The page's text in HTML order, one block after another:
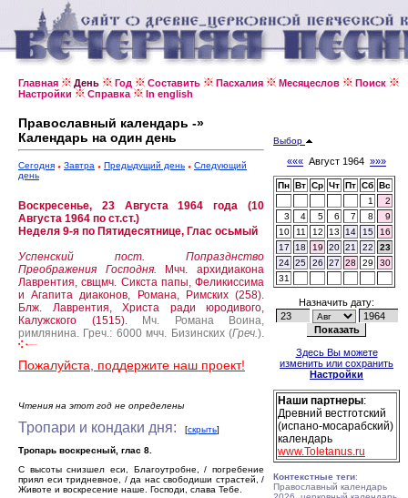
Главная День Год Составить Пасхалия Месяцеслов
Поиск
Настройки
Справка In english
Православный календарь -»
Календарь на один день
Сегодня Завтра Предыдущий день
Следующий
день
Воскресенье, 23 Августа 1964 года (10
Августа 1964 по ст.ст.)
Неделя 9-я по Пятидесятнице, Глас осьмый
Успенский пост.
Попразднство
Преображения Господня.
Мчч. архидиакона
Лаврентия, свщмч. Сикста папы, Феликиссима
и Агапита диаконов, Романа, Римских (258).
Блж. Лаврентия, Христа ради юродивого,
Калужского (1515).
Мч. Романа Воина,
римлянина. Греч.: 6000 мчч. Бизинских (Греч.).
Пожалуйста, поддержите наш проект!
Чтения на этот год не определены
Тропари и кондаки дня: [скрыть]
Тропарь воскресный, глас 8.
С высоты снизшел еси, Благоутробне, / погребение
приял еси тридневное, / да нас свободиши страстей, /
Животе и воскресение наше. Господи, слава Тебе.
Выбор
««« Август 1964 »»»
Пн Вт Ср Чт Пт Сб Вс
1
2
3
4 5 6 7 8
9
10
11 12 13 14 15
16
17
18 19 20 21 22
23
24 25 26 27 28 29
30
31
Назначить дату:
Здесь Вы можете
изменить или сохранить
Настройки
Наши партнеры:
Древний вестготский
(испано-мосарабский)
календарь
www.Toletanus.ru
Контекстные теги:
Православный календарь